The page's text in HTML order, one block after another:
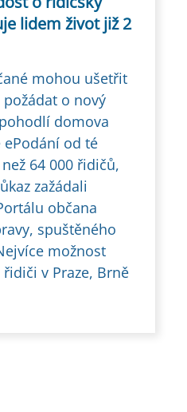
lidem život již 2
mohou ušetřit
o nový
domova
ePodání od té
64 000 řidičů,
zažádali
občana
spuštěného
možnost
v Praze, Brně